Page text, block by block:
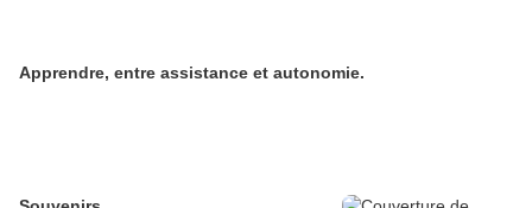
Apprendre, entre assistance et autonomie.